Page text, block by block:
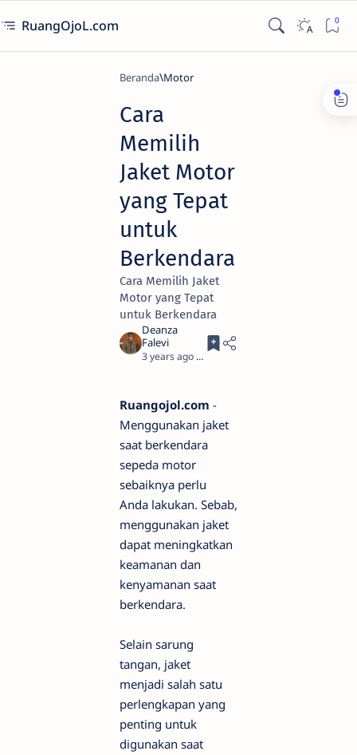
RuangOjoL.com
Beranda Motor
Cara
Memilih
Jaket Motor
yang Tepat
untuk
Berkendara
Cara Memilih Jaket
Motor yang Tepat
untuk Berkendara
3 years ago 3
Ruangojol.com -
Menggunakan jaket
saat berkendara
sepeda motor
sebaiknya perlu
Anda lakukan. Sebab,
menggunakan jaket
dapat meningkatkan
keamanan dan
kenyamanan saat
berkendara.
Selain sarung
tangan, jaket
menjadi salah satu
perlengkapan yang
penting untuk
digunakan saat